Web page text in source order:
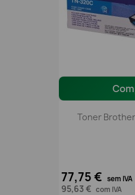
Toner
77,75 € sem IVA
95,63 € com IVA